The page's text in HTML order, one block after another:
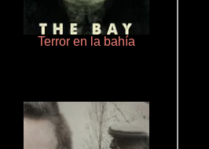
Terror en la bahía